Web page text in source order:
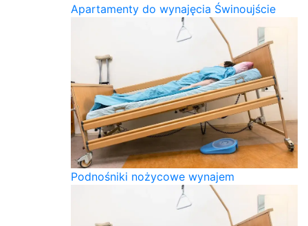
Apartamenty do wynajęcia Świnoujście
Podnośniki nożycowe wynajem